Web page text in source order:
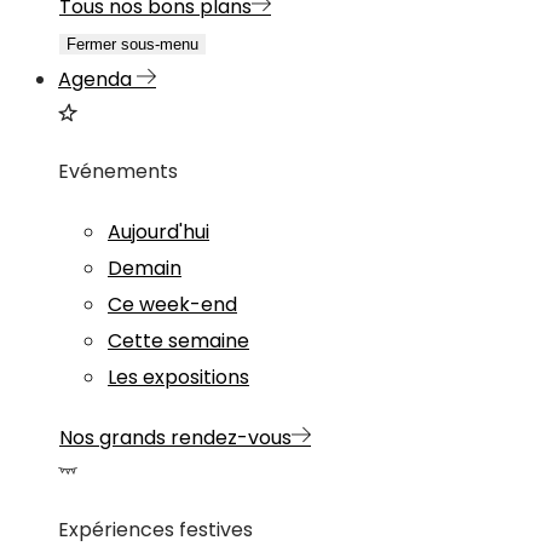
Tous nos bons plans
Fermer sous-menu
Agenda
Evénements
Aujourd'hui
Demain
Ce week-end
Cette semaine
Les expositions
Nos grands rendez-vous
Expériences festives